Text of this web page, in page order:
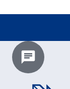
Chatbot laden?